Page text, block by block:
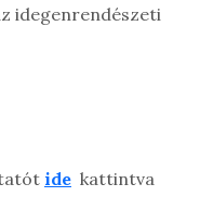
idegenrendészeti
ide kattintva